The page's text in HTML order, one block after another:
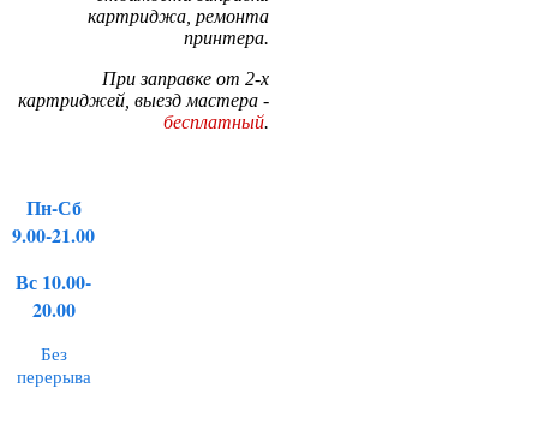
картриджа, ремонта
принтера.
При заправке от 2-х
картриджей, выезд мастера -
бесплатный.
Пн-Сб
9.00-21.00
Вс 10.00-
20.00
Без
перерыва